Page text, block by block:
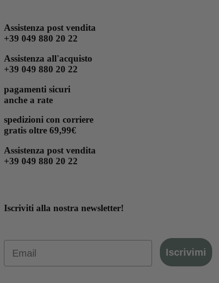
Assistenza post vendita
+39 049 880 20 22
Assistenza all'acquisto
+39 049 880 20 22
pagamenti sicuri
anche a rate
spedizioni con corriere
gratis oltre 69,99€
Assistenza post vendita
+39 049 880 20 22
Iscriviti alla nostra newsletter!
Iscrivimi